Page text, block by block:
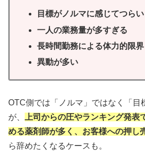
目標がノルマに感じてつら
一人の業務量が多すぎる
長時間勤務による体力的限
異動が多い
OTC側では「ノルマ」ではなく「目
が、
上司からの圧やランキング発表
める薬剤師が多く、お客様への押し
ら辞めたくなるケースも。